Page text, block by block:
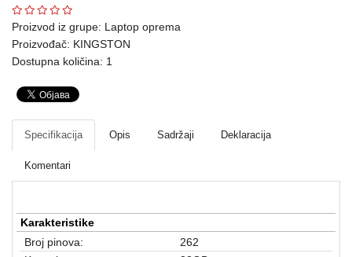
oprema
Mrežna
Fotoaparati
kamere
Kućni
aparati
Proizvod iz grupe: Laptop oprema
Proizvođač: KINGSTON
Dostupna količina: 1
Specifikacija Opis Sadržaji Deklaracija
Komentari
Karakteristike
Broj pinova:
262